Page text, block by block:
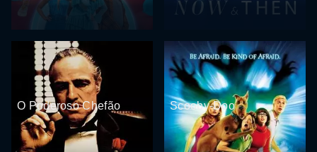
O Poderoso Chefão Scooby-Doo